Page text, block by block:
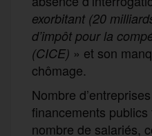
exorbitant (20
d’impôt pour la
(CICE) » et son
chômage.
Nombre
financements
nombre de salariés,